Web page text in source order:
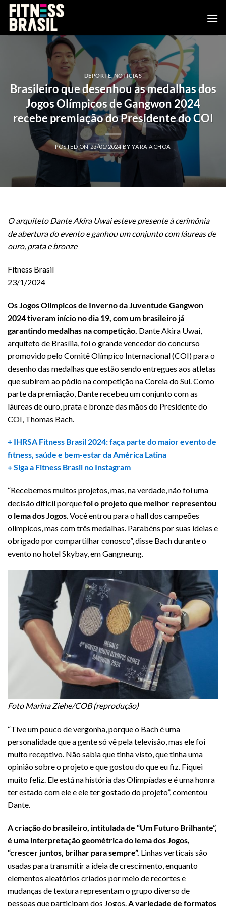
Saltar
contenido
DEPORTE ,NOTICIAS
Brasileiro que desenhou as medalhas dos
Jogos Olímpicos de Gangwon 2024
recebe premiação do Presidente do COI
POSTED ON23/01/2024 BYYARA ACHOA
O arquiteto Dante Akira Uwai esteve presente à cerimônia
de abertura do evento e ganhou um conjunto com láureas de
ouro, prata e bronze
Fitness Brasil
23/1/2024
Os Jogos Olímpicos de Inverno da Juventude Gangwon
2024 tiveram início no dia 19, com um brasileiro já
garantindo medalhas na competição. Dante Akira Uwai,
arquiteto de Brasília, foi o grande vencedor do concurso
promovido pelo Comitê Olímpico Internacional (COI) para o
desenho das medalhas que estão sendo entregues aos atletas
que subirem ao pódio na competição na Coreia do Sul. Como
parte da premiação, Dante recebeu um conjunto com as
láureas de ouro, prata e bronze das mãos do Presidente do
COI, Thomas Bach.
+ IHRSA Fitness Brasil 2024: faça parte do maior evento de
fitness, saúde e bem-estar da América Latina
+ Siga a Fitness Brasil no Instagram
“Recebemos muitos projetos, mas, na verdade, não foi uma
decisão difícil porquefoi o projeto que melhor representou
o lema dos Jogos. Você entrou para o hall dos campeões
olímpicos, mas com três medalhas. Parabéns por suas ideias e
obrigado por compartilhar conosco”, disse Bach durante o
evento no hotel Skybay, em Gangneung.
Foto Marina Ziehe/COB (reprodução)
“Tive um pouco de vergonha, porque o Bach é uma
personalidade que a gente só vê pela televisão, mas ele foi
muito receptivo. Não sabia que tinha visto, que tinha uma
opinião sobre o projeto e que gostou do que eu fiz. Fiquei
muito feliz. Ele está na história das Olimpíadas e é uma honra
ter estado com ele e ele ter gostado do projeto”, comentou
Dante.
A criação do brasileiro, intitulada de “Um Futuro Brilhante”,
é uma interpretação geométrica do lema dos Jogos,
“crescer juntos, brilhar para sempre”. Linhas verticais são
usadas para transmitir a ideia de crescimento, enquanto
elementos aleatórios criados por meio de recortes e
mudanças de textura representam o grupo diverso de
pessoas que participam dos Jogos.A variedade de formatos